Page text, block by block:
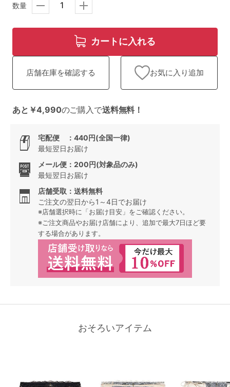
数量
カートに入れる
店舗在庫を確認する お気に入り追加
あと￥4,990のご購入で送料無料！
宅配便 ：440円(全国一律)
最短翌日お届け
メール便：200円(対象品のみ)
最短翌日お届け
店舗受取：送料無料
ご注文の翌日から1～4日でお届け
※店舗選択時に「お届け目安」をご確認ください。
※ご注文商品やお届け店舗により、追加で最大7日ほど要
する場合があります。
おそろいアイテム